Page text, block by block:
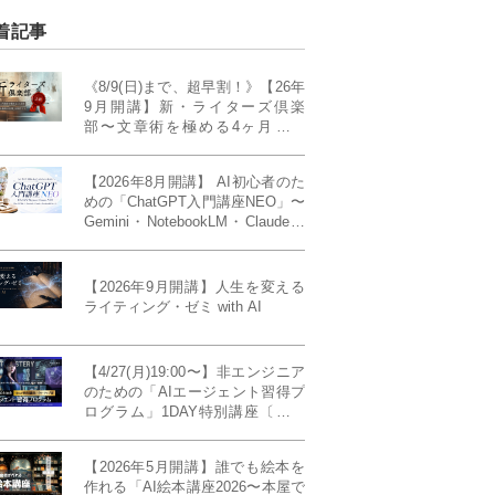
記事
《8/9(日)まで、超早割！》【26年
9月開講】新・ライターズ倶楽
部〜文章術を極める4ヶ月講義
【2026年8月開講】 AI初心者のた
めの「ChatGPT入門講座NEO」〜
Gemini・NotebookLM・Claudeま
座〕
【2026年9月開講】人生を変える
ライティング・ゼミ with AI
【4/27(月)19:00〜】非エンジニア
のための「AIエージェント習得プ
ログラム」1DAY特別講座〔パワ
【2026年5月開講】誰でも絵本を
作れる「AI絵本講座2026〜本屋で